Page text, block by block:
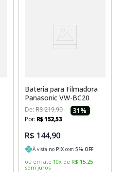
Bateria para Filmadora
Panasonic VW-BC20
De: R$ 219,90 31%
Por: R$152,53
R$ 144,90
À vista no PIX com 5% OFF
ou em até 10x de R$ 15,25
sem juros